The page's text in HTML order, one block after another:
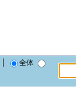
全体